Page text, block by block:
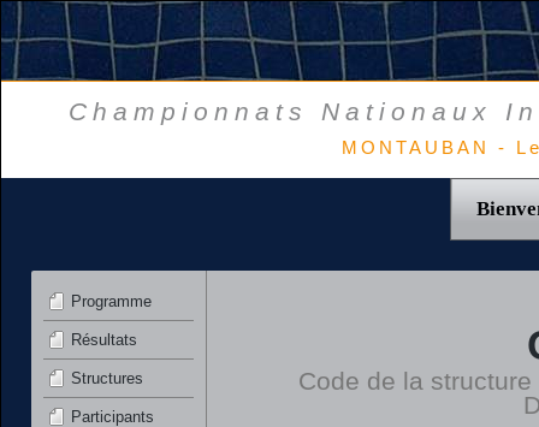
Championnats Nationaux
MONTAUBAN -
Programme
Résultats
Structures
Participants
Code de la